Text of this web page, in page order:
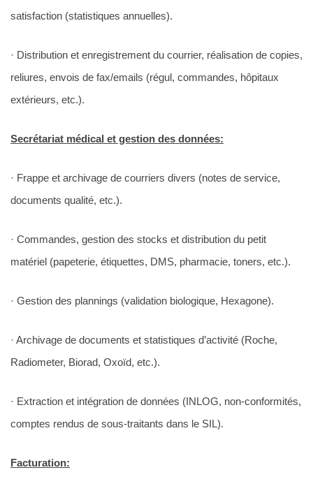
satisfaction (statistiques annuelles).
· Distribution et enregistrement du courrier, réalisation de copies,
reliures, envois de fax/emails (régul, commandes, hôpitaux
extérieurs, etc.).
Secrétariat médical et gestion des données:
· Frappe et archivage de courriers divers (notes de service,
documents qualité, etc.).
· Commandes, gestion des stocks et distribution du petit
matériel (papeterie, étiquettes, DMS, pharmacie, toners, etc.).
· Gestion des plannings (validation biologique, Hexagone).
· Archivage de documents et statistiques d’activité (Roche,
Radiometer, Biorad, Oxoïd, etc.).
· Extraction et intégration de données (INLOG, non-conformités,
comptes rendus de sous-traitants dans le SIL).
Facturation: